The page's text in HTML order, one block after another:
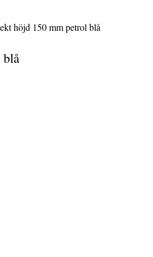
höjd 150 mm petrol blå
blå